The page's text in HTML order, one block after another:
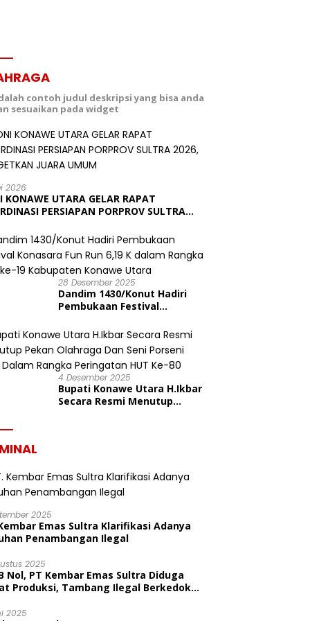
contoh judul deskripsi yang bisa anda
sesuaikan pada widget
2026
KONAWE UTARA GELAR RAPAT
PERSIAPAN PORPROV SULTRA
28 Desember 2025
Dandim 1430/Konut Hadiri
Pembukaan Festival
dalam Rangka HUT ke-19
Kabupaten Konawe Utara
4 Desember 2025
Bupati Konawe Utara H.Ikbar
Secara Resmi Menutup
2025
Emas Sultra Klarifikasi Adanya
Penambangan Ilegal
2025
Nol, PT Kembar Emas Sultra Diduga
Produksi, Tambang Ilegal Berkedok
2025